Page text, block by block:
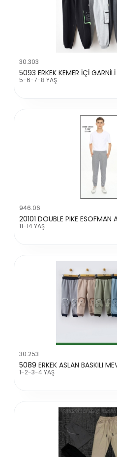
30.303
5-6-7-8 YAŞ
946.06
20101 DOUBLE PIKE ESOFMAN
11-14 YAŞ
30.253
5089 ERKEK ASLAN BASKILI
1-2-3-4 YAŞ